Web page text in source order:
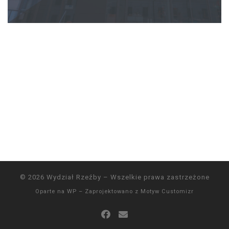
© 2026 Wydział Rzeźby – Wszelkie prawa zastrzeżone
Oparte na WP – Zaprojektowano z Motyw Customizr